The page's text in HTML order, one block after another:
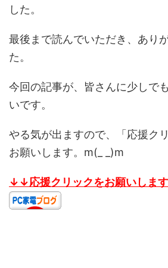
した。
最後まで読んでいただき、あり
た。
今回の記事が、皆さんに少しで
いです。
やる気が出ますので、「応援ク
お願いします。m(_ _)m
↓↓応援クリックをお願いします